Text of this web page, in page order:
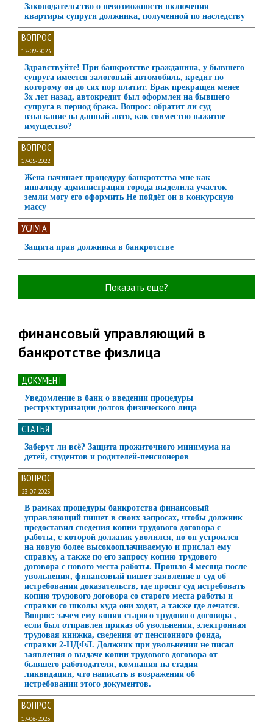
Законодательство о невозможности включения
квартиры супруги должника, полученной по наследству
ВОПРОС
12-09-2023
Здравствуйте! При банкротстве гражданина, у бывшего
супруга имеется залоговый автомобиль, кредит по
которому он до сих пор платит. Брак прекращен менее
3х лет назад, автокредит был оформлен на бывшего
супруга в период брака. Вопрос: обратит ли суд
взыскание на данный авто, как совместно нажитое
имущество?
ВОПРОС
17-05-2022
Жена начинает процедуру банкротства мне как
инвалиду администрация города выделила участок
земли могу его оформить Не пойдёт он в конкурсную
массу
УСЛУГА
Защита прав должника в банкротстве
Показать еще?
финансовый управляющий в
банкротстве физлица
ДОКУМЕНТ
Уведомление в банк о введении процедуры
реструктуризации долгов физического лица
СТАТЬЯ
Заберут ли всё? Защита прожиточного минимума на
детей, студентов и родителей-пенсионеров
ВОПРОС
23-07-2025
В рамках процедуры банкротства финансовый
управляющий пишет в своих запросах, чтобы должник
предоставил сведения копии трудового договора с
работы, с которой должник уволился, но он устроился
на новую более высокооплачиваемую и прислал ему
справку, а также по его запросу копию трудового
договора с нового места работы. Прошло 4 месяца после
увольнения, финансовый пишет заявление в суд об
истребовании доказательств, где просит суд истребовать
копию трудового договора со старого места работы и
справки со школы куда они ходят, а также где лечатся.
Вопрос: зачем ему копия старого трудового договора ,
если был отправлен приказ об увольнении, электронная
трудовая книжка, сведения от пенсионного фонда,
справки 2-НДФЛ. Должник при увольнении не писал
заявления о выдаче копии трудового договора от
бывшего работодателя, компания на стадии
ликвидации, что написать в возражении об
истребовании этого документов.
ВОПРОС
17-06-2025